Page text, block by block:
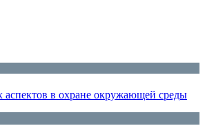
аспектов в охране окружающей среды